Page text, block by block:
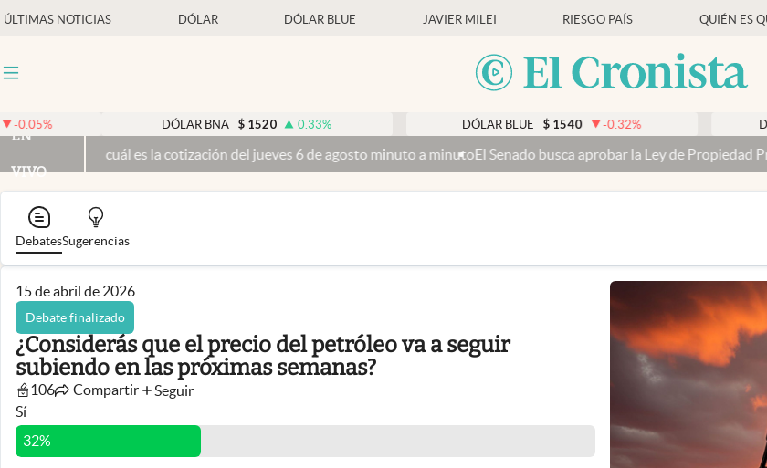
ÚLTIMAS NOTICIAS DÓLAR DÓLAR BLUE JAVIER MILEI RIESGO PAÍS QUIÉN ES
Últimas noticias
Members
Economía y Política
Finanzas y Mercados
Mercados Online
Columnistas
Otras secciones
Apertura
DÓLAR BNA $1520 0.33% DÓLAR BLUE $ 1540 -0.32% DÓLAR
EN
VIVO
cuál es la cotización del jueves 6 de agosto minuto a minutoEl Senado busca aprobar la Ley de Propiedad Privada,
DebatesSugerencias
15 de abril de 2026
Debate finalizado
¿Considerás que el precio del petróleo va a seguir
subiendo en las próximas semanas?
106 Compartir
Seguir
Sí
32%